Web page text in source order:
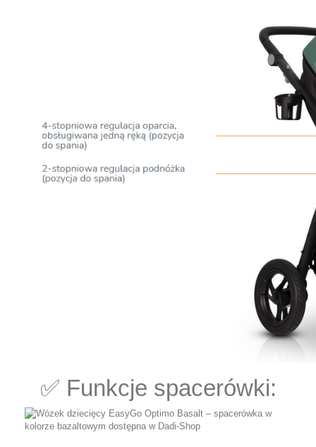
✅ Funkcje spacerówki: